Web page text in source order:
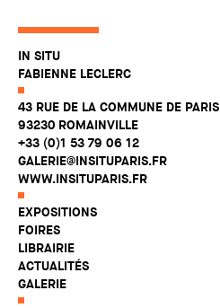
IN SITU
FABIENNE LECLERC
43 RUE DE LA COMMUNE DE PARIS
93230 ROMAINVILLE
+33 (0)1 53 79 06 12
GALERIE@INSITUPARIS.FR
WWW.INSITUPARIS.FR
EXPOSITIONS
FOIRES
LIBRAIRIE
ACTUALITÉS
GALERIE